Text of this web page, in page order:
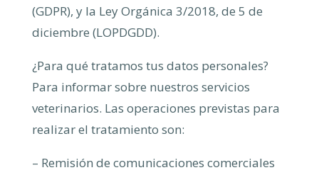
(GDPR), y la Ley Orgánica 3/2018, de 5 de
diciembre (LOPDGDD).
¿Para qué tratamos tus datos personales?
Para informar sobre nuestros servicios
veterinarios. Las operaciones previstas para
realizar el tratamiento son:
– Remisión de comunicaciones comerciales